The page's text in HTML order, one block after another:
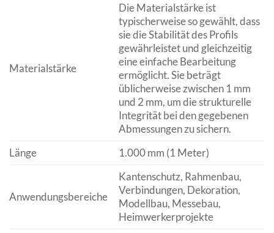
Materialstärke
Die Materialstärke ist
typischerweise so gewählt, dass
sie die Stabilität des Profils
gewährleistet und gleichzeitig
eine einfache Bearbeitung
ermöglicht. Sie beträgt
üblicherweise zwischen 1 mm
und 2 mm, um die strukturelle
Integrität bei den gegebenen
Abmessungen zu sichern.
Länge
1.000 mm (1 Meter)
Anwendungsbereiche
Kantenschutz, Rahmenbau,
Verbindungen, Dekoration,
Modellbau, Messebau,
Heimwerkerprojekte